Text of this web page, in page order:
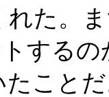
れた。
する
こと